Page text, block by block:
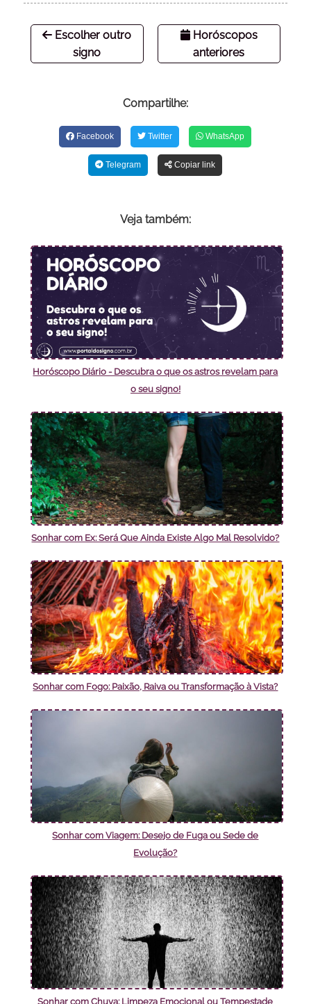
Escolher outro
signo
Horóscopos
anteriores
Compartilhe:
Facebook Twitter WhatsApp
Telegram Copiar link
Veja também:
Horóscopo Diário - Descubra o que os astros revelam para
o seu signo!
Sonhar com Ex: Será Que Ainda Existe Algo Mal Resolvido?
Sonhar com Fogo: Paixão, Raiva ou Transformação à Vista?
Sonhar com Viagem: Desejo de Fuga ou Sede de
Evolução?
Sonhar com Chuva: Limpeza Emocional ou Tempestade